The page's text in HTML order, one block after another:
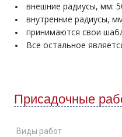
внешние радиусы, мм:
внутренние радиусы,
принимаются свои
Все остальное
Присадочные
Виды работ